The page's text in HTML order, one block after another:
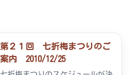
第２１回 七折梅まつりのご
案内 2010/12/25